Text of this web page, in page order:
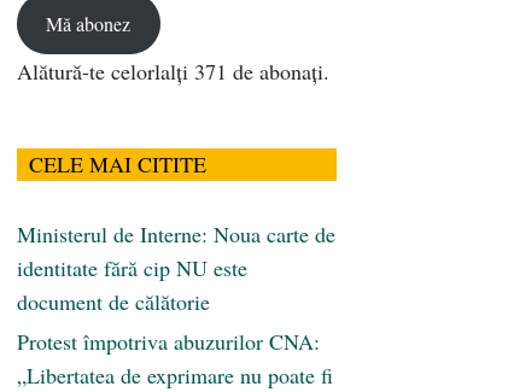
Mă abonez
Alătură-te celorlalți 371 de abonați.
CELE MAI CITITE
Ministerul de Interne: Noua carte de
identitate fără cip NU este
document de călătorie
Protest împotriva abuzurilor CNA:
„Libertatea de exprimare nu poate fi